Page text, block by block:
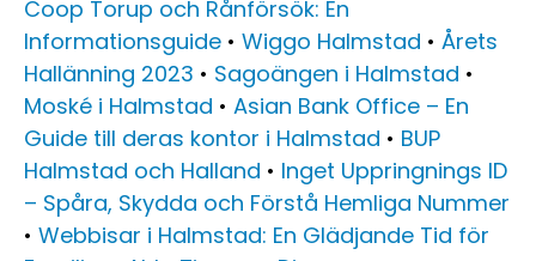
Coop Torup och Rånförsök: En
Informationsguide • Wiggo Halmstad • Årets
Hallänning 2023 • Sagoängen i Halmstad •
Moské i Halmstad • Asian Bank Office – En
Guide till deras kontor i Halmstad • BUP
Halmstad och Halland • Inget Uppringnings ID
– Spåra, Skydda och Förstå Hemliga Nummer
• Webbisar i Halmstad: En Glädjande Tid för